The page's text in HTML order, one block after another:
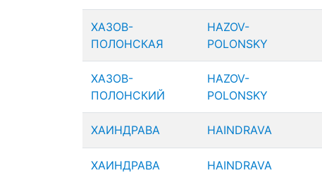
ХАЗОВ-
ПОЛОНСКАЯ
HAZOV-
POLONSKY
ХАЗОВ-
ПОЛОНСКИЙ
HAZOV-
POLONSKY
ХАИНДРАВА HAINDRAVA
ХАИНДРАВА HAINDRAVA